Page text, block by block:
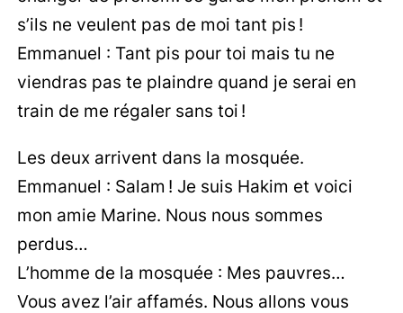
s’ils ne veulent pas de moi tant pis !
Emmanuel : Tant pis pour toi mais tu ne
viendras pas te plaindre quand je serai en
train de me régaler sans toi !
Les deux arrivent dans la mosquée.
Emmanuel : Salam ! Je suis Hakim et voici
mon amie Marine. Nous nous sommes
perdus…
L’homme de la mosquée : Mes pauvres…
Vous avez l’air affamés. Nous allons vous